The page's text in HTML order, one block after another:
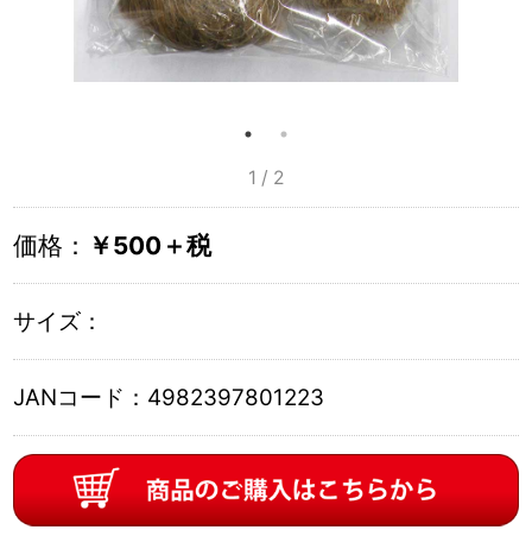
1 / 2
価格： ￥500＋税
サイズ：
JANコード： 4982397801223